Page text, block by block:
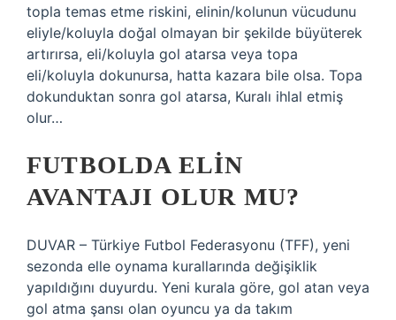
topla temas etme riskini, elinin/kolunun vücudunu
eliyle/koluyla doğal olmayan bir şekilde büyüterek
artırırsa, eli/koluyla gol atarsa ​​veya topa
eli/koluyla dokunursa, hatta kazara bile olsa. Topa
dokunduktan sonra gol atarsa, Kuralı ihlal etmiş
olur…
FUTBOLDA ELIN
AVANTAJI OLUR MU?
DUVAR – Türkiye Futbol Federasyonu (TFF), yeni
sezonda elle oynama kurallarında değişiklik
yapıldığını duyurdu. Yeni kurala göre, gol atan veya
gol atma şansı olan oyuncu ya da takım